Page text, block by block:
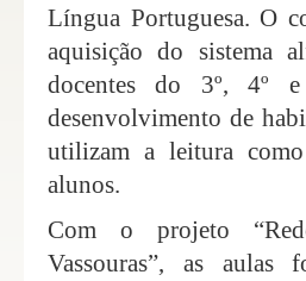
Língua Portuguesa. O
aquisição do sistema
docentes do 3º, 4º
desenvolvimento de
utilizam a leitura
alunos.
Com o projeto
Vassouras”, as aulas